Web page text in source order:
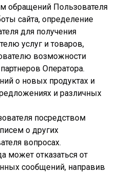
обращений Пользователя
сайта, определение
для получения
услуг и товаров,
возможности
Оператора.
о новых продуктах и
и различных
посредством
о других
вопросах.
может отказаться от
сообщений, направив